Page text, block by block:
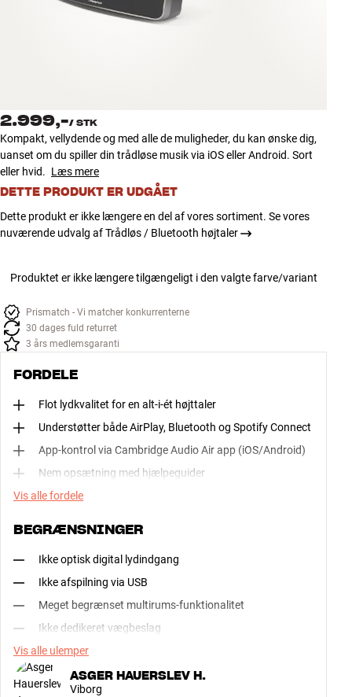
Tilbehør
NYHEDER
TILBUD
Find Butik
Kundeservice
Byg med Lyd
2.999,-/ STK
Kompakt, vellydende og med alle de muligheder, du kan ønske dig,
uanset om du spiller din trådløse musik via iOS eller Android. Sort
eller hvid. Læs mere
DETTE PRODUKT ER UDGÅET
Dette produkt er ikke længere en del af vores sortiment. Se vores
nuværende udvalg af Trådløs / Bluetooth højtaler
Produktet er ikke længere tilgængeligt i den valgte farve/variant
Prismatch - Vi matcher konkurrenterne
30 dages fuld returret
3 års medlemsgaranti
FORDELE
Flot lydkvalitet for en alt-i-ét højttaler
Understøtter både AirPlay, Bluetooth og Spotify Connect
App-kontrol via Cambridge Audio Air app (iOS/Android)
Nem opsætning med hjælpeguider
Vis alle fordele
BEGRÆNSNINGER
Ikke optisk digital lydindgang
Ikke afspilning via USB
Meget begrænset multirums-funktionalitet
Ikke dedikeret vægbeslag
Vis alle ulemper
ASGER HAUERSLEV H.
Viborg